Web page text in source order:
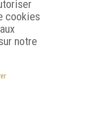
cookies
notre